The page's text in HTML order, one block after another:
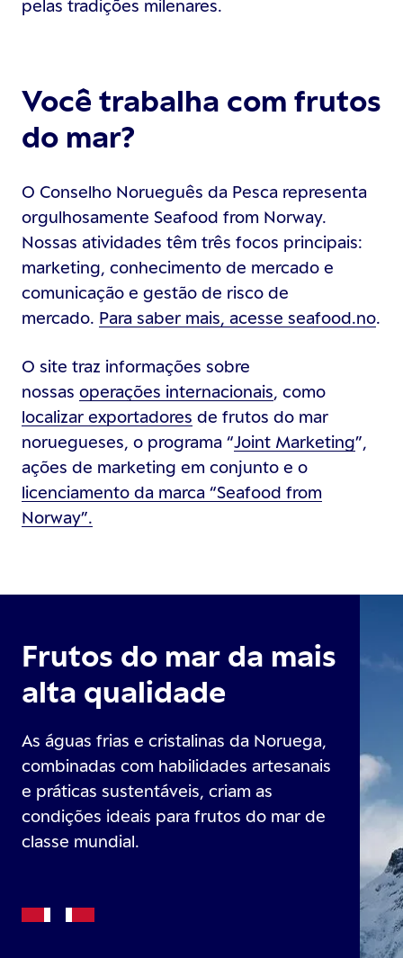
pelas tradições milenares.
Você trabalha com frutos
do mar?
O Conselho Norueguês da Pesca representa
orgulhosamente Seafood from Norway.
Nossas atividades têm três focos principais:
marketing, conhecimento de mercado e
comunicação e gestão de risco de
mercado. Para saber mais, acesse seafood.no.
O site traz informações sobre
nossas operações internacionais, como
localizar exportadores de frutos do mar
noruegueses, o programa “Joint Marketing”,
ações de marketing em conjunto e o
licenciamento da marca “Seafood from
Norway”.
Frutos do mar da mais
alta qualidade
As águas frias e cristalinas da Noruega,
combinadas com habilidades artesanais
e práticas sustentáveis, criam as
condições ideais para frutos do mar de
classe mundial.